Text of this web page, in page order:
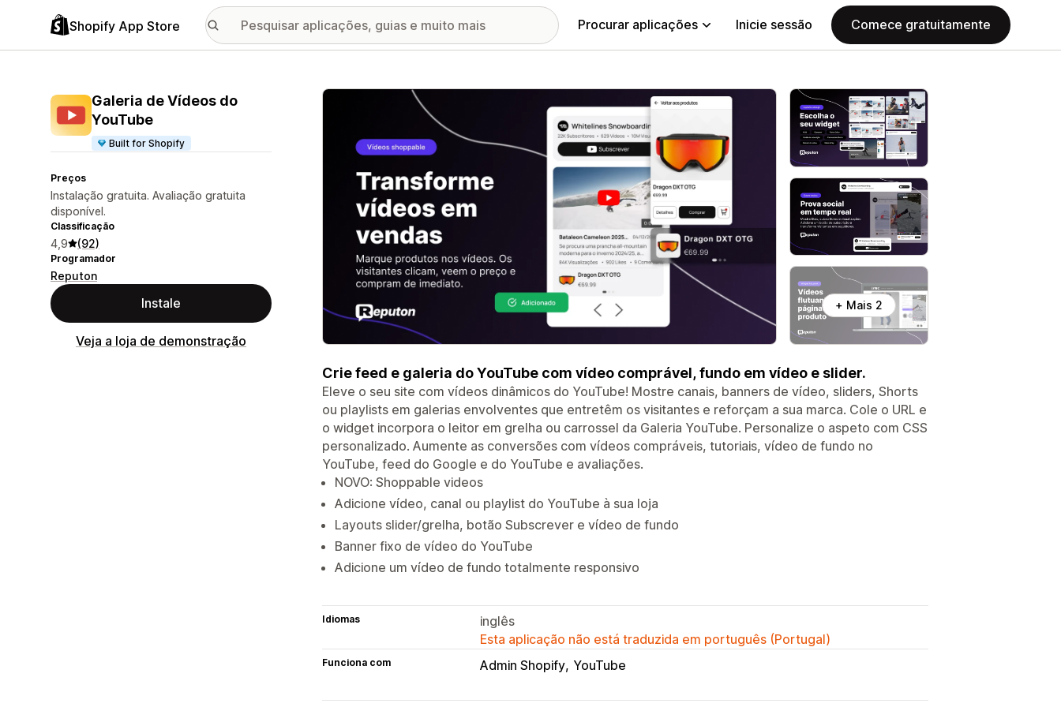
Shopify App Store Procurar aplicações Inicie sessão Comece gratuitamente
Galeria de Vídeos do
YouTube
Built for Shopify
Preços
Instalação gratuita. Avaliação gratuita
disponível.
Classificação
4,9 (92)
Programador
Reputon
Instale
Veja a loja de demonstração
Galeria de imagens em destaque
+ Mais 2
Crie feed e galeria do YouTube com vídeo comprável, fundo em vídeo e slider.
Eleve o seu site com vídeos dinâmicos do YouTube! Mostre canais, banners de vídeo, sliders, Shorts
ou playlists em galerias envolventes que entretêm os visitantes e reforçam a sua marca. Cole o URL e
o widget incorpora o leitor em grelha ou carrossel da Galeria YouTube. Personalize o aspeto com CSS
personalizado. Aumente as conversões com vídeos compráveis, tutoriais, vídeo de fundo no
YouTube, feed do Google e do YouTube e avaliações.
NOVO: Shoppable videos
Adicione vídeo, canal ou playlist do YouTube à sua loja
Layouts slider/grelha, botão Subscrever e vídeo de fundo
Banner fixo de vídeo do YouTube
Adicione um vídeo de fundo totalmente responsivo
Idiomas
inglês
Esta aplicação não está traduzida em português (Portugal)
Funciona com Admin Shopify YouTube